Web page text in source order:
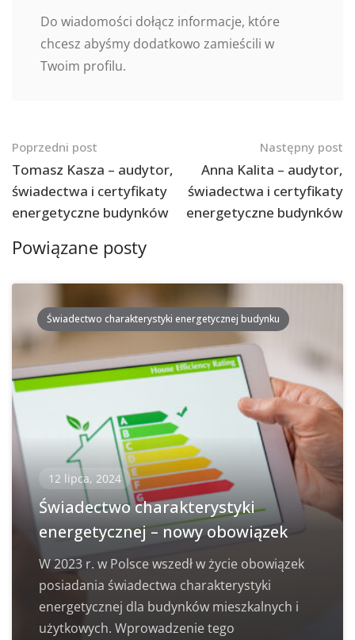
Do wiadomości dołącz informacje, które
chcesz abyśmy dodatkowo zamieścili w
Twoim profilu.
Nawigacja
po
postach
Poprzedni post
Tomasz Kasza – audytor,
świadectwa i certyfikaty
energetyczne budynków
Następny post
Anna Kalita – audytor,
świadectwa i certyfikaty
energetyczne budynków
Powiązane posty
Świadectwo charakterystyki energetycznej budynku
12 lipca, 2024
Świadectwo charakterystyki
energetycznej – nowy obowiązek
W 2023 r. w Polsce wszedł w życie obowiązek
posiadania świadectwa charakterystyki
energetycznej dla budynków mieszkalnych i
użytkowych. Wprowadzenie tego